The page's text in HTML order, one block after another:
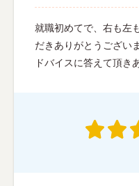
就職初めてで、右も左
だきありがとうござい
ドバイスに答えて頂き